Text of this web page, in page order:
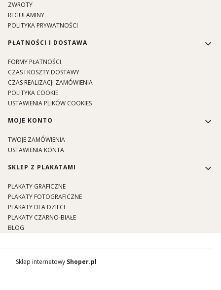
ZWROTY
REGULAMINY
POLITYKA PRYWATNOŚCI
PŁATNOŚCI I DOSTAWA
FORMY PŁATNOŚCI
CZAS I KOSZTY DOSTAWY
CZAS REALIZACJI ZAMÓWIENIA
POLITYKA COOKIE
USTAWIENIA PLIKÓW COOKIES
MOJE KONTO
TWOJE ZAMÓWIENIA
USTAWIENIA KONTA
SKLEP Z PLAKATAMI
PLAKATY GRAFICZNE
PLAKATY FOTOGRAFICZNE
PLAKATY DLA DZIECI
PLAKATY CZARNO-BIAŁE
BLOG
Sklep internetowy Shoper.pl